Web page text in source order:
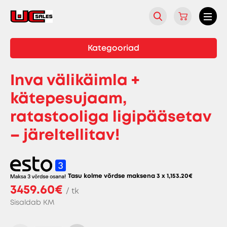
Kategooriad
Inva välikäimla +
kätepesujaam,
ratastooliga ligipääsetav
– järeltellitav!
Tasu kolme võrdse maksena 3 x1,153.20€
3459.60€ / tk
Sisaldab KM